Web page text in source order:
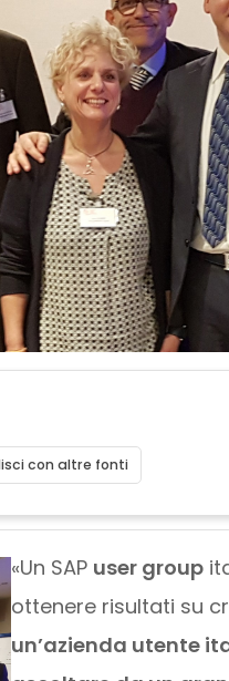
con altre fonti
«Un SAP user group
ottenere risultati su
un’azienda utente